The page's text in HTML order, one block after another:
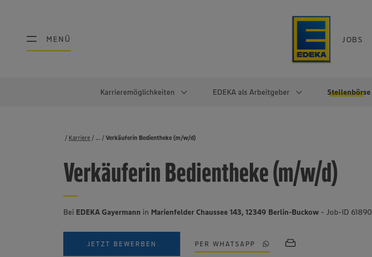
MENÜ JOBS
MENÜ
Karrieremöglichkeiten EDEKA als Arbeitgeber Stellenbörse
Schülerpraktikum Abschlussarbeiten
Werkstudierendentätigkeit
Direkteinstieg
Noch Fragen?
Faires Gehalt
Diversität
Lebensmittelproduktion
Lager & Logistik
EDEKA-Zentrale
EDEKA Fruchtkontor
EDEKA-
Regionalgesellschaften
Karriere Stellenbörse
Verkäuferin Bedientheke (m/w/d)
...
Verkäuferin Bedientheke (m/w/d)
Bei EDEKA Gayermann in Marienfelder Chaussee 143, 12349 Berlin-Buckow - Job-ID 61890
JETZT BEWERBEN PER WHATSAPP